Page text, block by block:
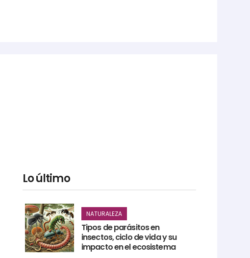
Lo último
NATURALEZA
Tipos de parásitos en
insectos, ciclo de vida y su
impacto en el ecosistema